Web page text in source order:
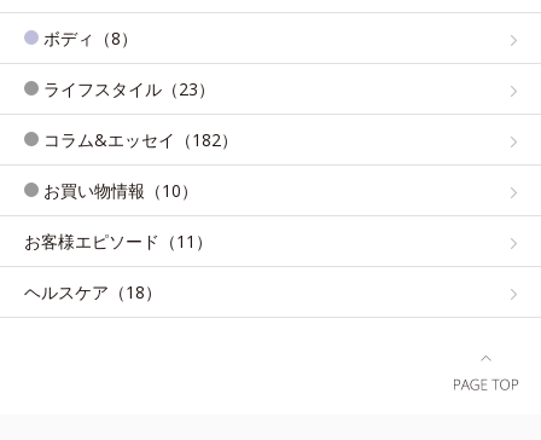
ボディ（8）
ライフスタイル（23）
コラム&エッセイ（182）
お買い物情報（10）
お客様エピソード（11）
ヘルスケア（18）